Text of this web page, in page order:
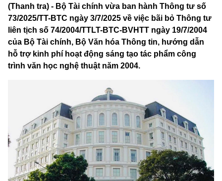
(Thanh tra) - Bộ Tài chính vừa ban hành Thông tư số
73/2025/TT-BTC ngày 3/7/2025 về việc bãi bỏ Thông tư
liên tịch số 74/2004/TTLT-BTC-BVHTT ngày 19/7/2004
của Bộ Tài chính, Bộ Văn hóa Thông tin, hướng dẫn
hỗ trợ kinh phí hoạt động sáng tạo tác phẩm công
trình văn học nghệ thuật năm 2004.